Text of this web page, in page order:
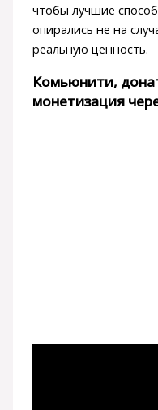
чтобы лучшие
опирались не на
реальную ценность.
Комьюнити,
монетизация